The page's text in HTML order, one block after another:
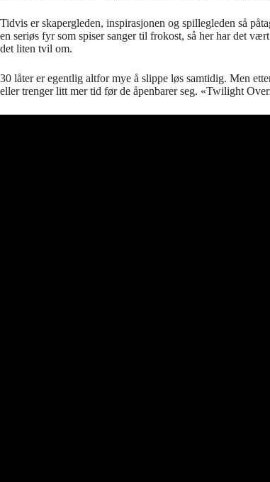
Tidvis er skapergleden, inspirasjonen og spillegleden så
en seriøs fyr som spiser sanger til frokost, så her har det
det liten tvil om.
30 låter er egentlig altfor mye å slippe løs samtidig. Men
eller trenger litt mer tid før de åpenbarer seg. «Twilight